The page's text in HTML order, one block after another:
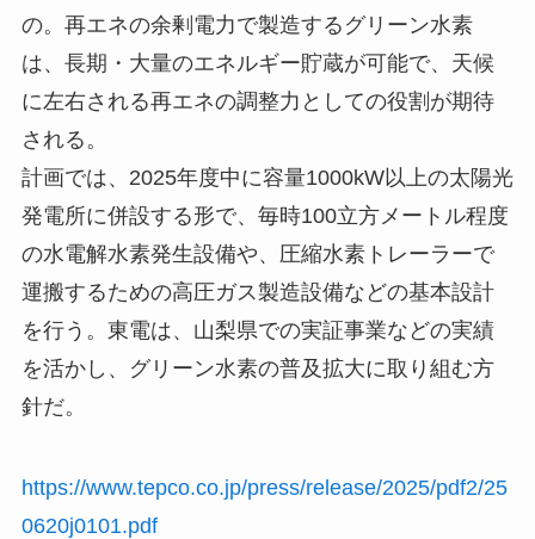
の。再エネの余剰電力で製造するグリーン水素
は、長期・大量のエネルギー貯蔵が可能で、天候
に左右される再エネの調整力としての役割が期待
される。
計画では、2025年度中に容量1000kW以上の太陽光
発電所に併設する形で、毎時100立方メートル程度
の水電解水素発生設備や、圧縮水素トレーラーで
運搬するための高圧ガス製造設備などの基本設計
を行う。東電は、山梨県での実証事業などの実績
を活かし、グリーン水素の普及拡大に取り組む方
針だ。
https://www.tepco.co.jp/press/release/2025/pdf2/25
0620j0101.pdf